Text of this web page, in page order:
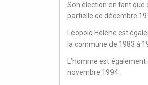
Son élection en tant que
partielle de décembre
Léopold Hélène est
la commune de 1983 à
L’homme est
novembre 1994.